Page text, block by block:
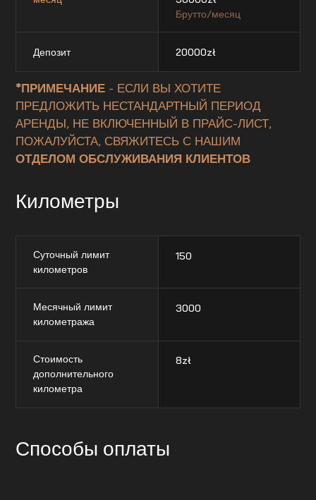
Брутто/месяц
Депозит 20000zł
*ПРИМЕЧАНИЕ - ЕСЛИ ВЫ ХОТИТЕ
ПРЕДЛОЖИТЬ НЕСТАНДАРТНЫЙ ПЕРИОД
АРЕНДЫ, НЕ ВКЛЮЧЕННЫЙ В ПРАЙС-ЛИСТ,
ПОЖАЛУЙСТА, СВЯЖИТЕСЬ С НАШИМ
ОТДЕЛОМ ОБСЛУЖИВАНИЯ КЛИЕНТОВ
Километры
Суточный лимит
километров
150
Месячный лимит
километража
3000
Стоимость
дополнительного
километра
8zł
Способы оплаты